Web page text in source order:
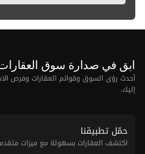
ابق في صدارة سوق
أحدث رؤى السوق وقوائم العقارات وفرص
إليك.
حمّل تطبيقنا
اكتشف العقارات بسهولة مع ميزات